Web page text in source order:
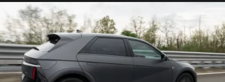
Latest
story